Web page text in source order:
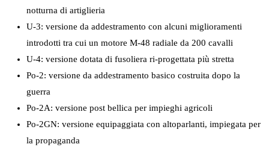
notturna di artiglieria
U-3: versione da addestramento con alcuni miglioramenti
introdotti tra cui un motore M-48 radiale da 200 cavalli
U-4: versione dotata di fusoliera ri-progettata più stretta
Po-2: versione da addestramento basico costruita dopo la
guerra
Po-2A: versione post bellica per impieghi agricoli
Po-2GN: versione equipaggiata con altoparlanti, impiegata per
la propaganda